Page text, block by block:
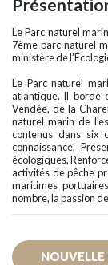
Le Parc naturel
7ème parc naturel
ministère de
Le Parc naturel
atlantique. Il borde
Vendée, de la
naturel marin de
contenus dans six
connaissance,
écologiques,
activités de pêche
maritimes
nombre, la passion
NOUVELLE